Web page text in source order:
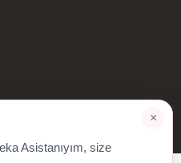
×
Asistanıyım, size